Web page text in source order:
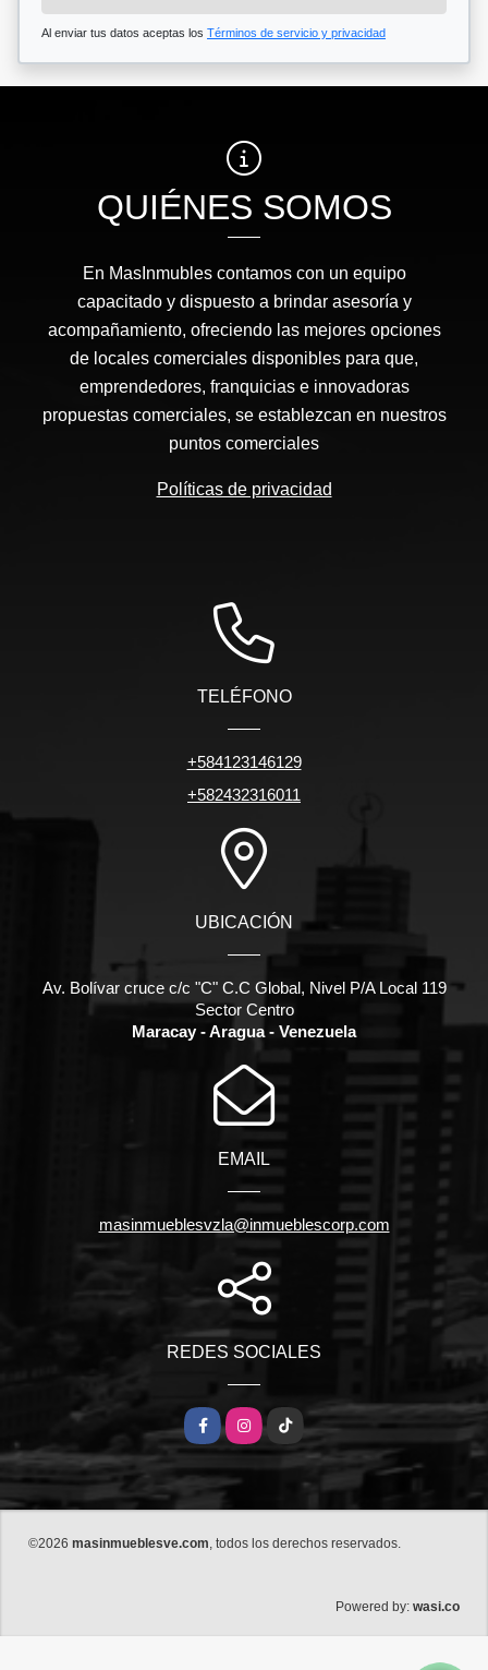
Al enviar tus datos aceptas los Términos de servicio y privacidad
QUIÉNES SOMOS
En MasInmubles contamos con un equipo
capacitado y dispuesto a brindar asesoría y
acompañamiento, ofreciendo las mejores opciones
de locales comerciales disponibles para que,
emprendedores, franquicias e innovadoras
propuestas comerciales, se establezcan en nuestros
puntos comerciales
Políticas de privacidad
TELÉFONO
+584123146129
+582432316011
UBICACIÓN
Av. Bolívar cruce c/c "C" C.C Global, Nivel P/A Local 119
Sector Centro
Maracay - Aragua - Venezuela
EMAIL
masinmueblesvzla@inmueblescorp.com
REDES SOCIALES
FacebookInstagramTikTok
©2026 masinmueblesve.com , todos los derechos reservados.
Powered by: wasi.co